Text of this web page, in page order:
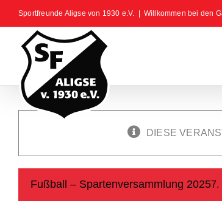
springen
Sportfreunde Aligse von 1930 e.V. Willkommen bei den
DIESE
Fußball – Spartenversammlung 20257.